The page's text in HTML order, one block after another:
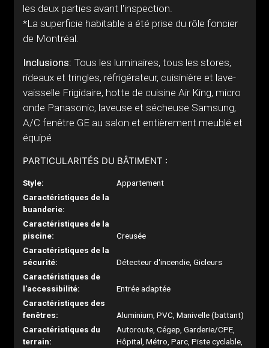
les deux parties avant l'inspection.
*La superficie habitable a été prise du rôle foncier
de Montréal.
Inclusions: Tous les luminaires, tous les stores,
rideaux et tringles, réfrigérateur, cuisinière et lave-
vaisselle Frigidaire, hotte de cuisine Air King, micro
onde Panasonic, laveuse et sécheuse Samsung,
A/C fenêtre GE au salon et entièrement meublé et
équipé
PARTICULARITÉS DU BÂTIMENT :
Style:
Appartement
Caractéristiques de la
buanderie:
Caractéristiques de la
piscine:
Creusée
Caractéristiques de la
sécurité:
Détecteur d'incendie, Gicleurs
Caractéristiques de
l'accessibilité:
Entrée adaptée
Caractéristiques des
fenêtres:
Aluminium, PVC, Manivelle (battant)
Caractéristiques du
terrain:
Autoroute, Cégep, Garderie/CPE,
Hôpital, Métro, Parc, Piste cyclable,